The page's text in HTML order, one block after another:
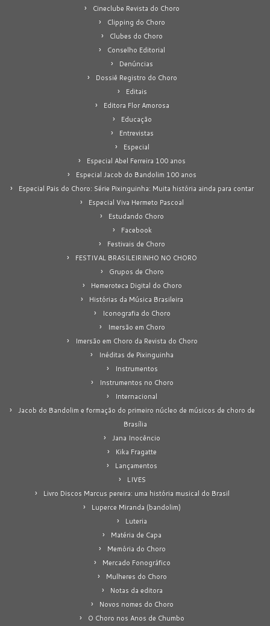
Cineclube Revista do Choro
Clipping do Choro
Clubes do Choro
Conselho Editorial
Denúncias
Dossiê Registro do Choro
Editais
Editora Flor Amorosa
Educação
Entrevistas
Especial
Especial Abel Ferreira 100 anos
Especial Jacob do Bandolim 100 anos
Especial Pais do Choro: Série Pixinguinha: Muita história ainda para contar
Especial Viva Hermeto Pascoal
Estudando Choro
Facebook
Festivais de Choro
FESTIVAL BRASILEIRINHO NO CHORO
Grupos de Choro
Hemeroteca Digital do Choro
Histórias da Música Brasileira
Iconografia do Choro
Imersão em Choro
Imersão em Choro da Revista do Choro
Inéditas de Pixinguinha
Instrumentos
Instrumentos no Choro
Internacional
Jacob do Bandolim e formação do primeiro núcleo de músicos de choro de
Brasília
Jana Inocêncio
Kika Fragatte
Lançamentos
LIVES
Livro Discos Marcus pereira: uma história musical do Brasil
Luperce Miranda (bandolim)
Luteria
Matéria de Capa
Memória do Choro
Mercado Fonográfico
Mulheres do Choro
Notas da editora
Novos nomes do Choro
O Choro nos Anos de Chumbo